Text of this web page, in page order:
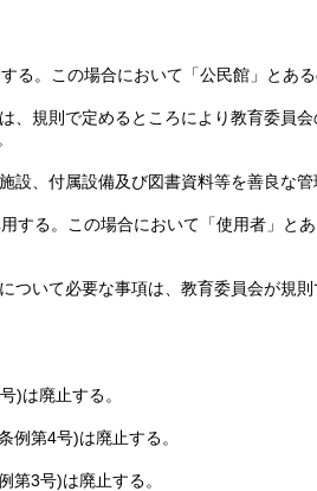
る。
この場合において「公民館」とあ
、規則で定めるところにより教育委員会
設、付属設備及び図書資料等を善良な
する。
この場合において「使用者」と
ついて必要な事項は、教育委員会が規則
)は廃止する。
例第4号)は廃止する。
第3号)は廃止する。